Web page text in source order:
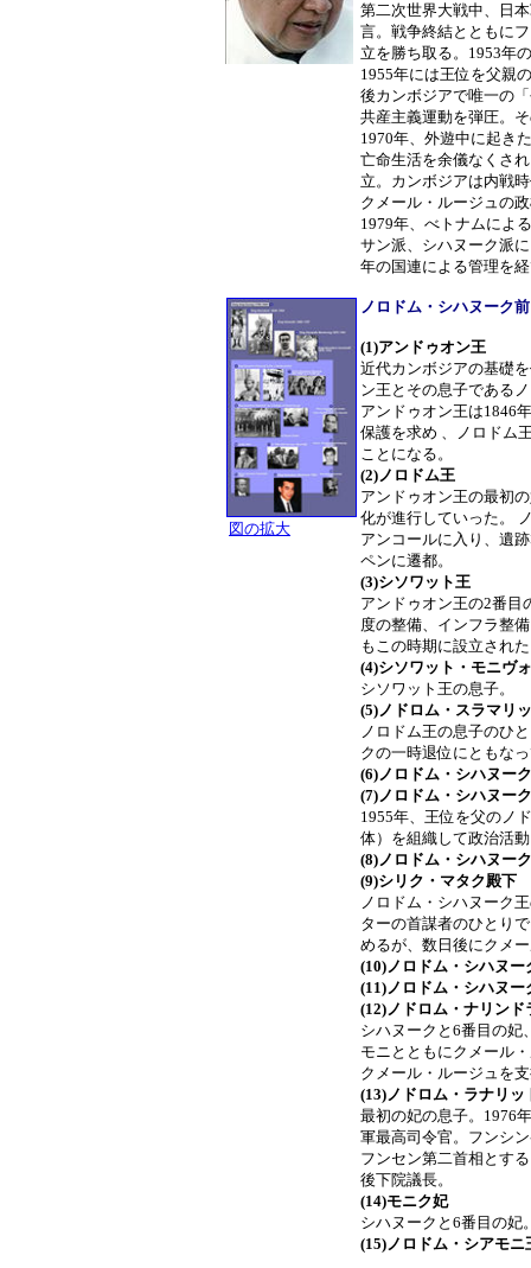
第二次世界大戦中、日
言。戦争終結とともに
立を勝ち取る。1953年
1955年には王位を父親
後カンボジアで唯一の
共産主義運動を弾圧。
1970年、外遊中に起き
亡命生活を余儀なくさ
立。カンボジアは内戦
クメール・ルージュの
1979年、べトナムによ
サン派、シハヌーク派
年の国連による管理を
図の拡大
ノロドム・シハヌーク
(1)アンドゥオン王
近代カンボジアの基礎
ン王とその息子である
アンドゥオン王は1846
保護を求め 、ノロドム
ことになる。
(2)ノロドム王
アンドゥオン王の最初
化が進行していった。
アンコールに入り、遺
ペンに遷都。
(3)シソワット王
アンドゥオン王の2番目
度の整備、インフラ整
もこの時期に設立され
(4)シソワット・モニヴ
シソワット王の息子。
(5)ノドロム・スラマリ
ノロドム王の息子のひ
クの一時退位にともな
(6)ノロドム・シハヌー
(7)ノロドム・シハヌー
1955年、王位を父のノ
体）を組織して政治活
(8)ノロドム・シハヌー
(9)シリク・マタク殿下
ノロドム・シハヌーク
ターの首謀者のひとり
めるが、数日後にクメ
(10)ノロドム・シハヌ
(11)ノロドム・シハヌ
(12)ノドロム・ナリンド
シハヌークと6番目の妃
モニとともにクメール
クメール・ルージュを
(13)ノドロム・ラナリッ
最初の妃の息子。1976
軍最高司令官。フンシ
フンセン第二首相とす
後下院議長。
(14)モニク妃
シハヌークと6番目の妃
(15)ノロドム・シアモニ